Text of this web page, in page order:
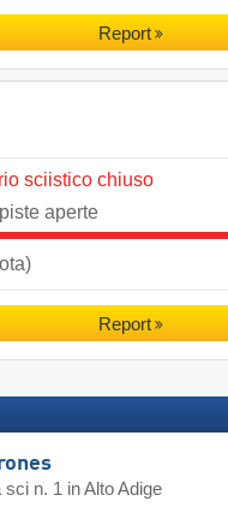
Report
sciistico chiuso
aperte
Report
sci n. 1 in Alto Adige